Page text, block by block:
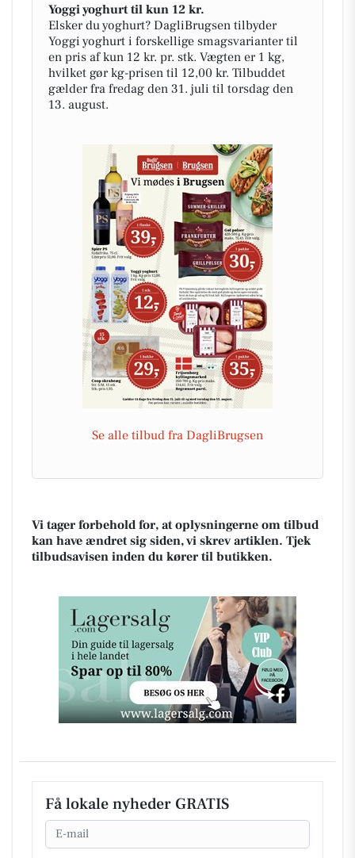
Yoggi yoghurt til kun 12 kr.
Elsker du yoghurt? DagliBrugsen tilbyder
Yoggi yoghurt i forskellige smagsvarianter til
en pris af kun 12 kr. pr. stk. Vægten er 1 kg,
hvilket gør kg-prisen til 12,00 kr. Tilbuddet
gælder fra fredag den 31. juli til torsdag den
13. august.
Se alle tilbud fra DagliBrugsen
Vi tager forbehold for, at oplysningerne om tilbud
kan have ændret sig siden, vi skrev artiklen. Tjek
tilbudsavisen inden du kører til butikken.
Få lokale nyheder GRATIS
Email